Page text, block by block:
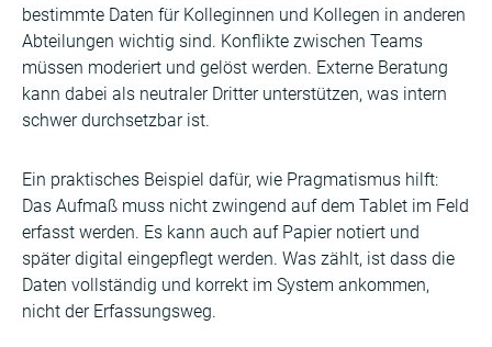
bestimmte Daten für Kolleginnen und Kollegen in anderen
Abteilungen wichtig sind. Konflikte zwischen Teams
müssen moderiert und gelöst werden. Externe Beratung
kann dabei als neutraler Dritter unterstützen, was intern
schwer durchsetzbar ist.
Ein praktisches Beispiel dafür, wie Pragmatismus hilft:
Das Aufmaß muss nicht zwingend auf dem Tablet im Feld
erfasst werden. Es kann auch auf Papier notiert und
später digital eingepflegt werden. Was zählt, ist dass die
Daten vollständig und korrekt im System ankommen,
nicht der Erfassungsweg.